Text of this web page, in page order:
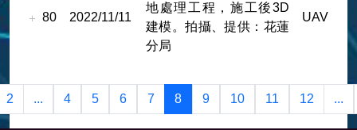
80 2022/11/11
地處理工程，施工後3D
建模。拍攝、提供：花蓮
分局
UAV
2 ... 4 5 6 7 8 9 10 11 12 ...